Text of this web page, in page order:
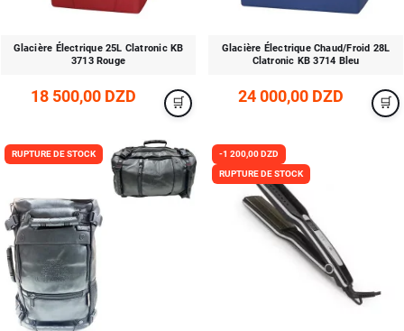
Glacière Électrique 25L Clatronic KB
3713 Rouge
18 500,00 DZD
Glacière Électrique Chaud/Froid 28L
Clatronic KB 3714 Bleu
24 000,00 DZD
RUPTURE DE STOCK
-1 200,00 DZD
RUPTURE DE STOCK